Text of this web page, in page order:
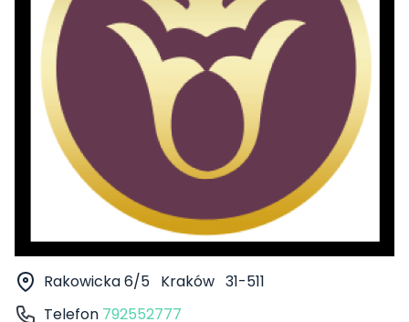
Rakowicka 6/5 Kraków 31-511
Telefon 792552777